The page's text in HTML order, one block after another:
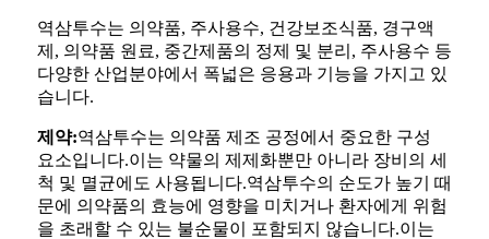
역삼투수는 의약품, 주사용수, 건강보조식품, 경구액
제, 의약품 원료, 중간제품의 정제 및 분리, 주사용수 등
다양한 산업분야에서 폭넓은 응용과 기능을 가지고 있
습니다.
제약:역삼투수는 의약품 제조 공정에서 중요한 구성
요소입니다.이는 약물의 제제화뿐만 아니라 장비의 세
척 및 멸균에도 사용됩니다.역삼투수의 순도가 높기 때
문에 의약품의 효능에 영향을 미치거나 환자에게 위험
을 초래할 수 있는 불순물이 포함되지 않습니다.이는